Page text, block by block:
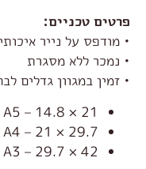
פרטים טכניים:
• מודפס על נייר
• נמכר ללא מסגרת
• זמין במגוון גדלים
A5 – 14.8 × 21 ס"מ
A4 – 21 × 29.7 ס"מ
A3 – 29.7 × 42 ס"מ